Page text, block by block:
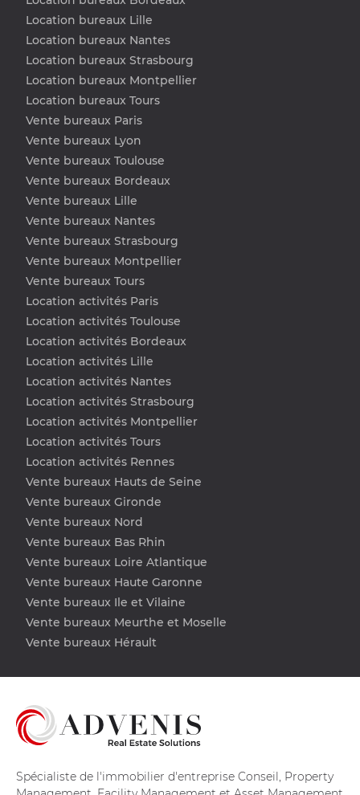
Location bureaux Lille
Location bureaux Nantes
Location bureaux Strasbourg
Location bureaux Montpellier
Location bureaux Tours
Vente bureaux Paris
Vente bureaux Lyon
Vente bureaux Toulouse
Vente bureaux Bordeaux
Vente bureaux Lille
Vente bureaux Nantes
Vente bureaux Strasbourg
Vente bureaux Montpellier
Vente bureaux Tours
Location activités Paris
Location activités Toulouse
Location activités Bordeaux
Location activités Lille
Location activités Nantes
Location activités Strasbourg
Location activités Montpellier
Location activités Tours
Location activités Rennes
Vente bureaux Hauts de Seine
Vente bureaux Gironde
Vente bureaux Nord
Vente bureaux Bas Rhin
Vente bureaux Loire Atlantique
Vente bureaux Haute Garonne
Vente bureaux Ile et Vilaine
Vente bureaux Meurthe et Moselle
Vente bureaux Hérault
Spécialiste de l'immobilier d'entreprise Conseil, Property